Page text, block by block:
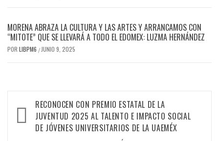
MORENA ABRAZA LA CULTURA Y LAS ARTES Y ARRANCAMOS CON
“MITOTE” QUE SE LLEVARÁ A TODO EL EDOMEX: LUZMA HERNÁNDEZ
POR LIBPM6 / JUNIO 9, 2025
RECONOCEN CON PREMIO ESTATAL DE LA
JUVENTUD 2025 AL TALENTO E IMPACTO SOCIAL
DE JÓVENES UNIVERSITARIOS DE LA UAEMÉX